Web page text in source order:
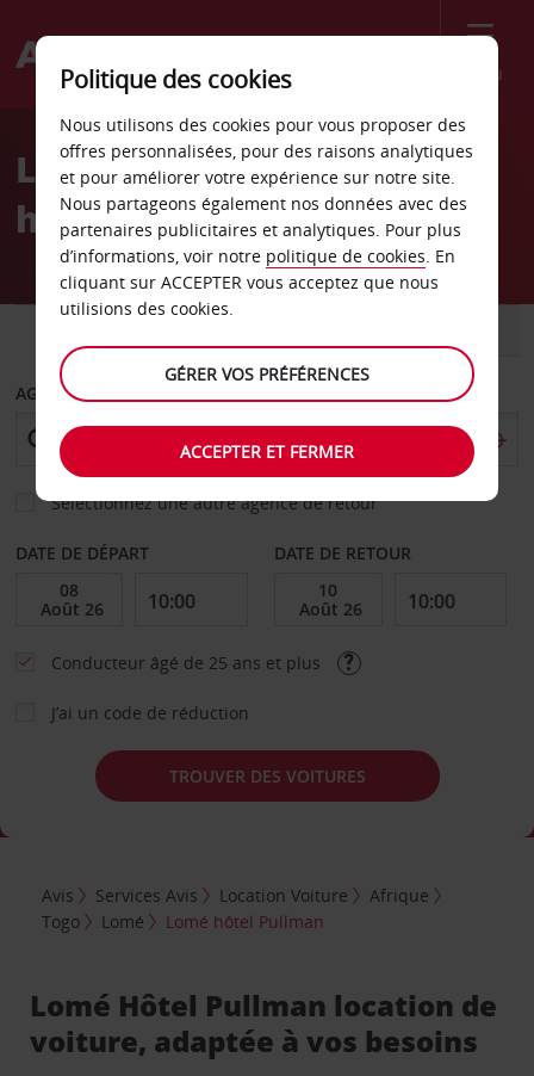
Menu
Welcome
AvisLocation de voiture Lomé
hôtel Pullman
AGENCE DE DÉPART
Sélectionnez une autre agence de retour
DATE DE DÉPART DATE DE RETOUR
Conducteur âgé de 25 ans et plus
J’ai un code de réduction
TROUVER DES VOITURES
Avis Services Avis Location Voiture
Afrique
Togo
Lomé Lomé hôtel Pullman
Lomé Hôtel Pullman location de
voiture, adaptée à vos besoins
Politique des cookies
Nous utilisons des cookies pour vous proposer des
offres personnalisées, pour des raisons analytiques
et pour améliorer votre expérience sur notre site.
Nous partageons également nos données avec des
partenaires publicitaires et analytiques. Pour plus
d’informations, voir notre politique de cookies. En
cliquant sur ACCEPTER vous acceptez que nous
utilisions des cookies.
GÉRER VOS PRÉFÉRENCES
ACCEPTER ET FERMER